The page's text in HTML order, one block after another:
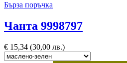
Бърза поръчка
Чанта 9998797
€ 15,34 (30,00 лв.)